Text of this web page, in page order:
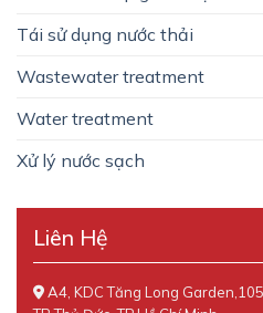
Tái sử dụng nước thải
Wastewater treatment
Water treatment
Xử lý nước sạch
Liên Hệ
A4, KDC Tăng Long